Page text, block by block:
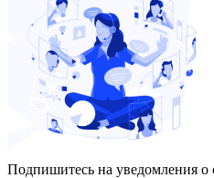
Подпишитесь на уведомления